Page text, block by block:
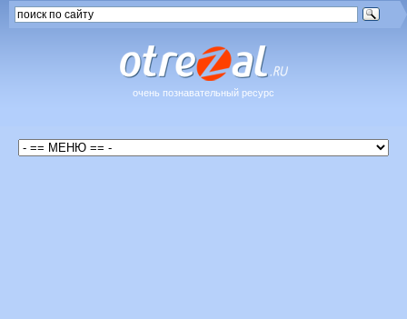
очень познавательный ресурс